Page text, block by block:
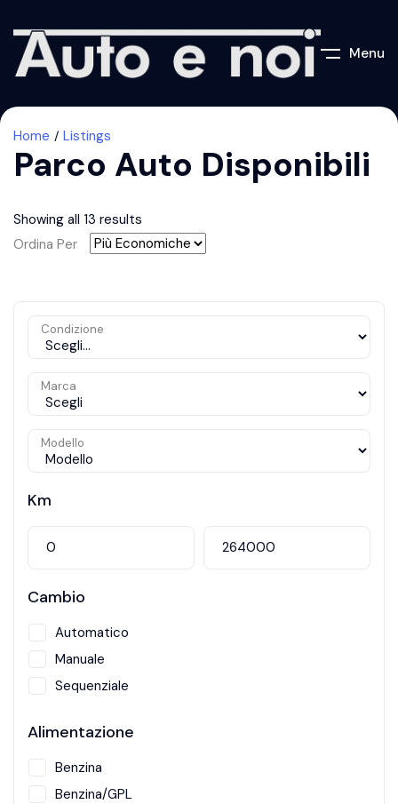
Menu
Home Listings
Parco Auto Disponibili
Showing all 13 results
Ordina Per
Condizione
Marca
Modello
Km
Cambio
Automatico
Manuale
Sequenziale
Alimentazione
Benzina
Benzina/GPL